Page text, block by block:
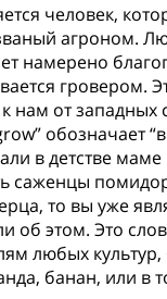
человек,
агроном.
намерено
гровером.
нам от западных
обозначает
в детстве
саженцы
то вы уже
об этом. Это
любых культур,
банан, или в